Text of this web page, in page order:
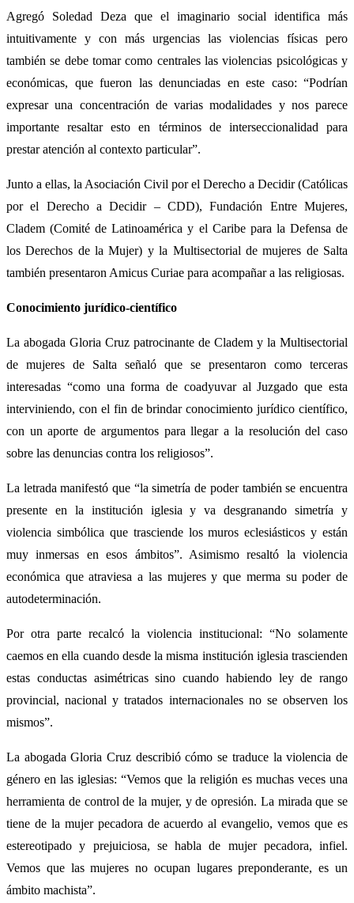
Agregó Soledad Deza que el imaginario social identifica más
intuitivamente y con más urgencias las violencias físicas pero
también se debe tomar como centrales las violencias psicológicas y
económicas, que fueron las denunciadas en este caso: “Podrían
expresar una concentración de varias modalidades y nos parece
importante resaltar esto en términos de interseccionalidad para
prestar atención al contexto particular”.
Junto a ellas, la Asociación Civil por el Derecho a Decidir (Católicas
por el Derecho a Decidir – CDD), Fundación Entre Mujeres,
Cladem (Comité de Latinoamérica y el Caribe para la Defensa de
los Derechos de la Mujer) y la Multisectorial de mujeres de Salta
también presentaron Amicus Curiae para acompañar a las religiosas.
Conocimiento jurídico-científico
La abogada Gloria Cruz patrocinante de Cladem y la Multisectorial
de mujeres de Salta señaló que se presentaron como terceras
interesadas “como una forma de coadyuvar al Juzgado que esta
interviniendo, con el fin de brindar conocimiento jurídico científico,
con un aporte de argumentos para llegar a la resolución del caso
sobre las denuncias contra los religiosos”.
La letrada manifestó que “la simetría de poder también se encuentra
presente en la institución iglesia y va desgranando simetría y
violencia simbólica que trasciende los muros eclesiásticos y están
muy inmersas en esos ámbitos”. Asimismo resaltó la violencia
económica que atraviesa a las mujeres y que merma su poder de
autodeterminación.
Por otra parte recalcó la violencia institucional: “No solamente
caemos en ella cuando desde la misma institución iglesia trascienden
estas conductas asimétricas sino cuando habiendo ley de rango
provincial, nacional y tratados internacionales no se observen los
mismos”.
La abogada Gloria Cruz describió cómo se traduce la violencia de
género en las iglesias: “Vemos que la religión es muchas veces una
herramienta de control de la mujer, y de opresión. La mirada que se
tiene de la mujer pecadora de acuerdo al evangelio, vemos que es
estereotipado y prejuiciosa, se habla de mujer pecadora, infiel.
Vemos que las mujeres no ocupan lugares preponderante, es un
ámbito machista”.